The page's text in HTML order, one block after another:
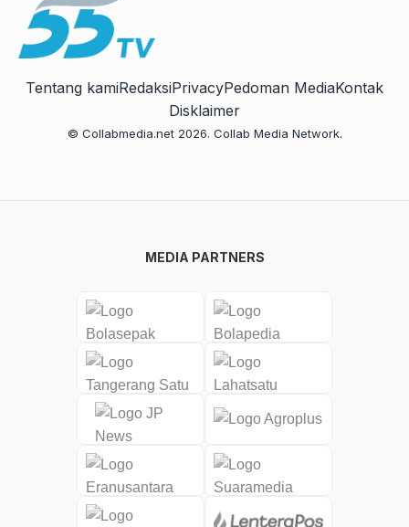
Tentang kamiRedaksiPrivacyPedoman MediaKontak
Disklaimer
© Collabmedia.net 2026. Collab Media Network.
MEDIA PARTNERS